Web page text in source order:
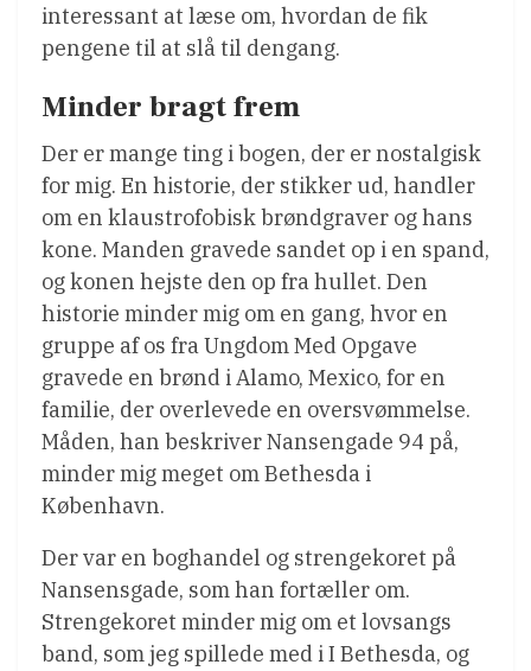
interessant at læse om, hvordan de fik
pengene til at slå til dengang.
Minder bragt frem
Der er mange ting i bogen, der er nostalgisk
for mig. En historie, der stikker ud, handler
om en klaustrofobisk brøndgraver og hans
kone. Manden gravede sandet op i en spand,
og konen hejste den op fra hullet. Den
historie minder mig om en gang, hvor en
gruppe af os fra Ungdom Med Opgave
gravede en brønd i Alamo, Mexico, for en
familie, der overlevede en oversvømmelse.
Måden, han beskriver Nansengade 94 på,
minder mig meget om Bethesda i
København.
Der var en boghandel og strengekoret på
Nansensgade, som han fortæller om.
Strengekoret minder mig om et lovsangs
band, som jeg spillede med i I Bethesda, og